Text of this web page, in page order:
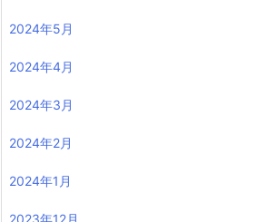
2024年5月
2024年4月
2024年3月
2024年2月
2024年1月
2023年12月